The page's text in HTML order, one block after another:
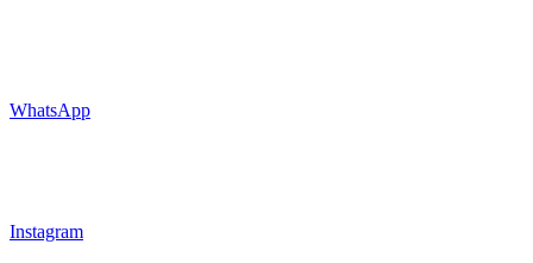
WhatsApp
Instagram